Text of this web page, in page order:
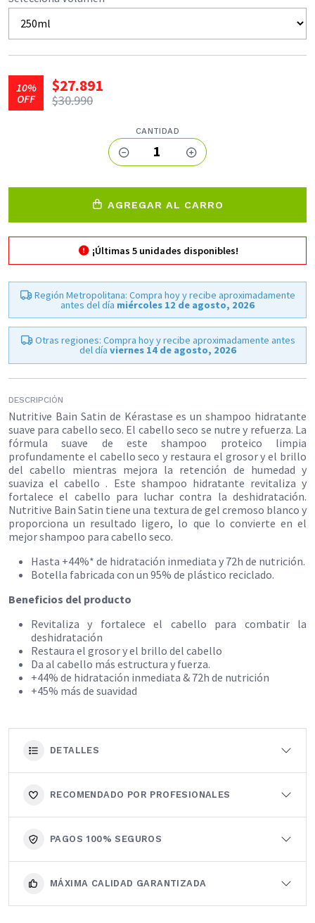
10%
OFF
$27.891
$30.990
CANTIDAD
1
AGREGAR AL CARRO
¡Últimas 5unidades disponibles!
Región Metropolitana: Compra hoy y recibe aproximadamente
antes del día miércoles 12 de agosto, 2026
Otras regiones: Compra hoy y recibe aproximadamente antes
del día viernes 14 de agosto, 2026
DESCRIPCIÓN
Nutritive Bain Satin de Kérastase es un shampoo hidratante
suave para cabello seco. El cabello seco se nutre y refuerza. La
fórmula suave de este shampoo proteico limpia
profundamente el cabello seco y restaura el grosor y el brillo
del cabello mientras mejora la retención de humedad y
suaviza el cabello . Este shampoo hidratante revitaliza y
fortalece el cabello para luchar contra la deshidratación.
Nutritive Bain Satin tiene una textura de gel cremoso blanco y
proporciona un resultado ligero, lo que lo convierte en el
mejor shampoo para cabello seco.
Hasta +44%* de hidratación inmediata y 72h de nutrición.
Botella fabricada con un 95% de plástico reciclado.​
Beneficios del producto
Revitaliza y fortalece el cabello para combatir la
deshidratación​
Restaura el grosor y el brillo del cabello
Da al cabello más estructura y fuerza.
+44% de hidratación inmediata & 72h de nutrición
+45% más de suavidad
DETALLES
RECOMENDADO POR PROFESIONALES
PAGOS 100% SEGUROS
MÁXIMA CALIDAD GARANTIZADA